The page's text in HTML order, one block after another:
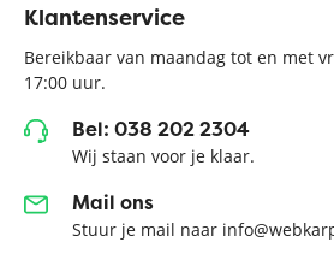
Klantenservice
Bereikbaar van maandag tot en met
17:00 uur.
Bel: 038 202 2304
Wij staan voor je klaar.
Mail ons
Stuur je mail naar